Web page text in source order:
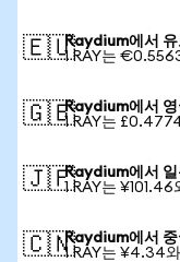
🇪🇺Raydium에서
1 RAY는
🇬🇧Raydium에서 영
1 RAY는
🇯🇵Raydium에서 일
1 RAY는 ¥101.46
🇨🇳Raydium에서
1 RAY는 ¥4.34